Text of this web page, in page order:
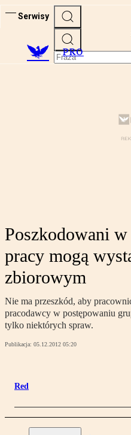
Serwisy
PRO
Poszkodowani
pracy mogą
zbiorowym
Nie ma przeszkód, aby
pracodawcy w postępowaniu
tylko niektórych spraw.
Publikacja: 05.12.2012 05:20
Red